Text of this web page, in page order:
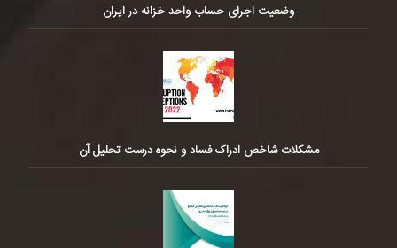
وضعیت اجرای حساب واحد خزانه در ایران
مشکلات شاخص ادراک فساد و نحوه درست تحلیل آن